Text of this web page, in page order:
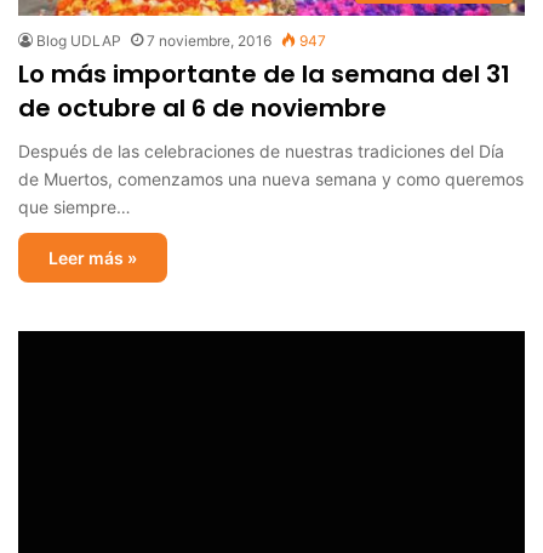
Blog UDLAP 7 noviembre, 2016 947
Lo más importante de la semana del 31
de octubre al 6 de noviembre
Después de las celebraciones de nuestras tradiciones del Día
de Muertos, comenzamos una nueva semana y como queremos
que siempre…
Leer más »